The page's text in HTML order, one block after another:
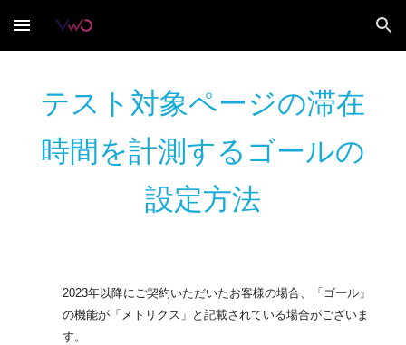
Skip to main content Skip to navigation
テスト対象ページの滞在
時間を計測するゴールの
設定方法
2023年以降にご契約いただいたお客様の場合、「ゴール」
の機能が「メトリクス」と記載されている場合がございま
す。